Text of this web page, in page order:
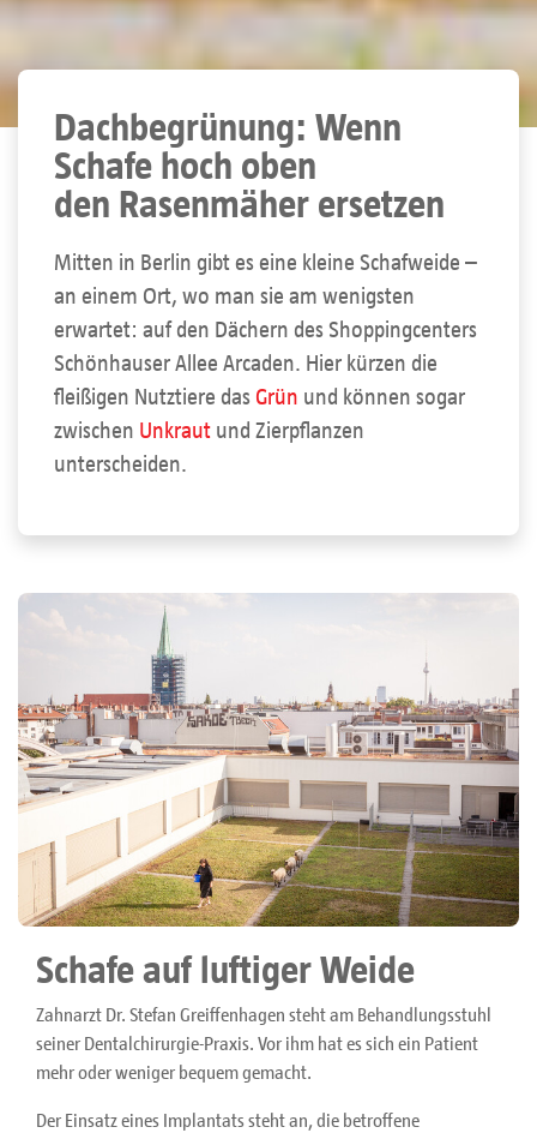
Dachbegrünung: Wenn
Schafe hoch oben
den Rasenmäher ersetzen
Mitten in Berlin gibt es eine kleine Schafweide –
an einem Ort, wo man sie am wenigsten
erwartet: auf den Dächern des Shoppingcenters
Schönhauser Allee Arcaden. Hier kürzen die
fleißigen Nutztiere das Grün und können sogar
zwischen Unkraut und Zierpflanzen
unterscheiden.
Schafe auf luftiger Weide
Zahnarzt Dr. Stefan Greiffenhagen steht am Behandlungsstuhl
seiner Dentalchirurgie-Praxis. Vor ihm hat es sich ein Patient
mehr oder weniger bequem gemacht.
Der Einsatz eines Implantats steht an, die betroffene